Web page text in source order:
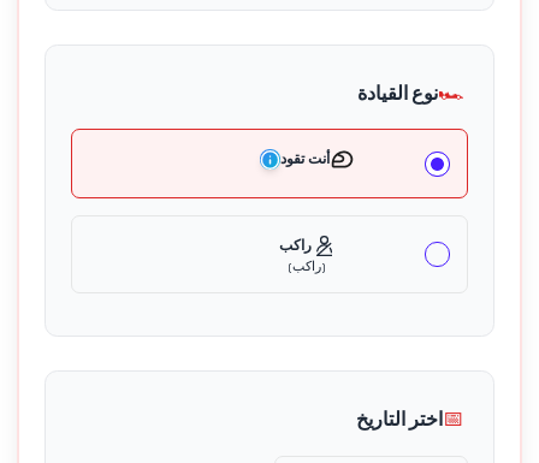
🏎️نوع القيادة
أنت تقود
راكب
(راكب)
📅اختر التاريخ